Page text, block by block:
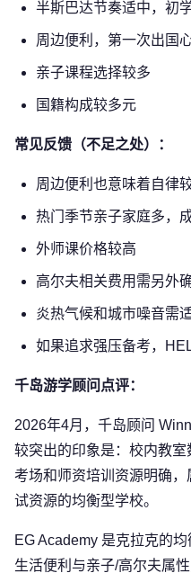
半斯巴达节奏适中，初
周边便利，第一次出国
亲子课程选择较多
国籍构成较多元
常见反馈（不足之处）：
周边便利也意味着自律
热门季节亲子家庭多，
外师课价格较高
高尔夫相关费用需另外
炎热气候和城市噪音需
如果追求强压备考，
千岛游学顾问点评：
2026年4月，千岛顾问
较突出的印象是：校内教
考场和师资培训资源明确
试资源的均衡型学校。
EG Academy 是克拉克的
生活便利与亲子/高尔夫属